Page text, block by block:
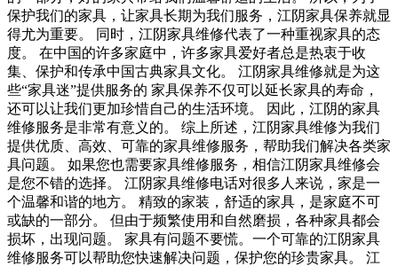
保护我们的家具，让家具长期为我们服务，江阴家具保养就显
得尤为重要。 同时，江阴家具维修代表了一种重视家具的态
度。 在中国的许多家庭中，许多家具爱好者总是热衷于收
集、保护和传承中国古典家具文化。 江阴家具维修就是为这
些“家具迷”提供服务的 家具保养不仅可以延长家具的寿命，
还可以让我们更加珍惜自己的生活环境。 因此，江阴的家具
维修服务是非常有意义的。 综上所述，江阴家具维修为我们
提供优质、高效、可靠的家具维修服务，帮助我们解决各类家
具问题。 如果您也需要家具维修服务，相信江阴家具维修会
是您不错的选择。 江阴家具维修电话对很多人来说，家是一
个温馨和谐的地方。 精致的家装，舒适的家具，是家庭不可
或缺的一部分。 但由于频繁使用和自然磨损，各种家具都会
损坏，出现问题。 家具有问题不要慌。一个可靠的江阴家具
维修服务可以帮助您快速解决问题，保护您的珍贵家具。 江